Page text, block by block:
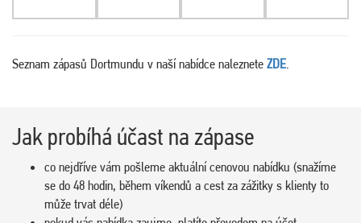
Seznam zápasů Dortmundu v naší nabídce naleznete ZDE.
Jak probíhá účast na zápase
co nejdříve vám pošleme aktuální cenovou nabídku (snažíme
se do 48 hodin, během víkendů a cest za zážitky s klienty to
může trvat déle)